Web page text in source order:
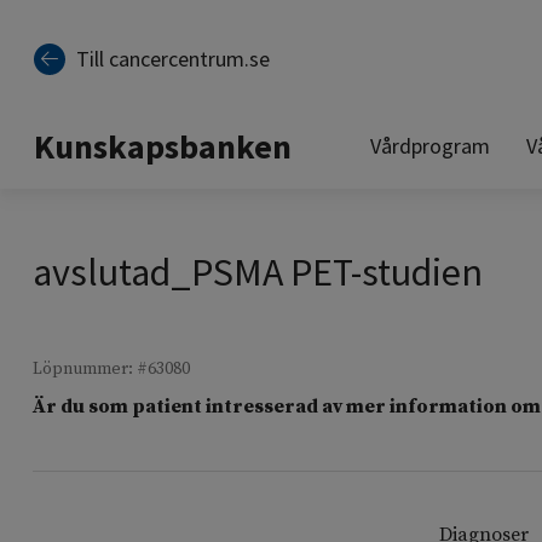
Till cancercentrum.se
Kunskapsbanken Vårdprogram
avslutad_PSMA PET-studien
Löpnummer: #63080
Är du som patient intresserad av mer information
Diagnoser